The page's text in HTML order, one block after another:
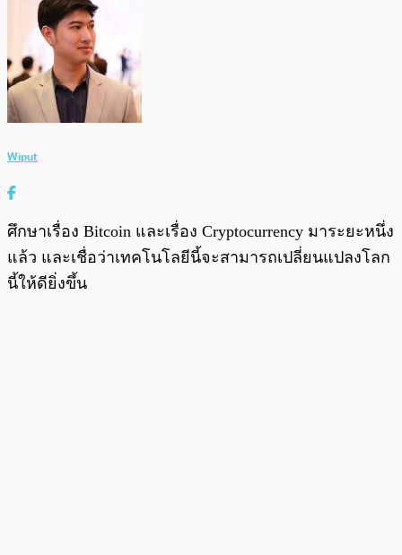
Wiput
ศึกษาเรื่อง Bitcoin และเรื่อง Cryptocurrency มาระยะหนึ่ง
แล้ว และเชื่อว่าเทคโนโลยีนี้จะสามารถเปลี่ยนแปลงโลก
นี้ให้ดียิ่งขึ้น